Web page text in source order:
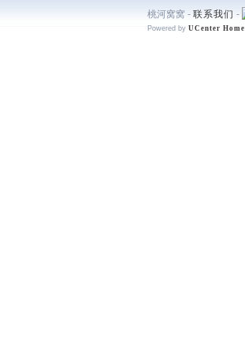
桃河窝窝 - 联系我们 -
Powered by UCenter Home